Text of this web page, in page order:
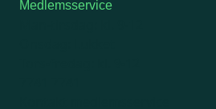
Medlemsservice